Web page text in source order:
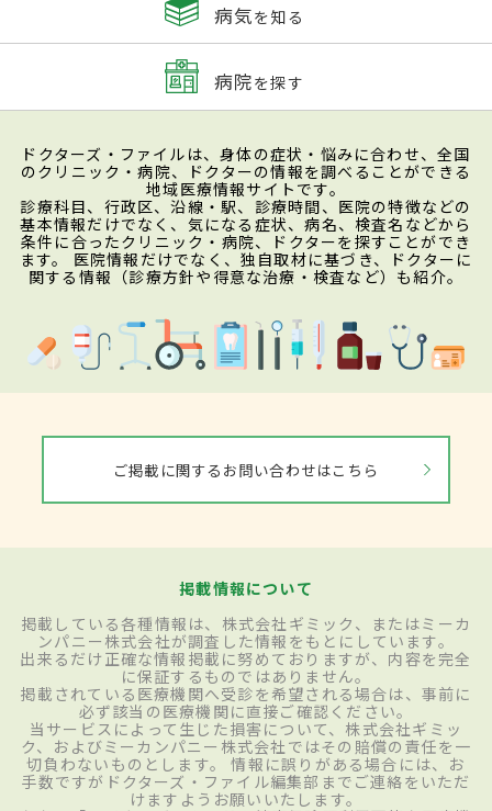
病気を知る
病院を探す
ドクターズ・ファイルは、身体の症状・悩みに合わせ、全国
のクリニック・病院、ドクターの情報を調べることができる
地域医療情報サイトです。
診療科目、行政区、沿線・駅、診療時間、医院の特徴などの
基本情報だけでなく、気になる症状、病名、検査名などから
条件に合ったクリニック・病院、ドクターを探すことができ
ます。 医院情報だけでなく、独自取材に基づき、ドクターに
関する情報（診療方針や得意な治療・検査など）も紹介。
ご掲載に関するお問い合わせはこちら
掲載情報について
掲載している各種情報は、株式会社ギミック、またはミーカ
ンパニー株式会社が調査した情報をもとにしています。
出来るだけ正確な情報掲載に努めておりますが、内容を完全
に保証するものではありません。
掲載されている医療機関へ受診を希望される場合は、事前に
必ず該当の医療機関に直接ご確認ください。
当サービスによって生じた損害について、株式会社ギミッ
ク、およびミーカンパニー株式会社ではその賠償の責任を一
切負わないものとします。 情報に誤りがある場合には、お
手数ですがドクターズ・ファイル編集部までご連絡をいただ
けますようお願いいたします。